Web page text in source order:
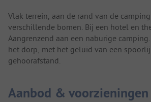
Vlak terrein, aan de rand van de
verschillende bomen. Bij een hotel en
Aangrenzend aan een naburige
het dorp, met het geluid van een
gehoorafstand.
Aanbod & voorzieningen